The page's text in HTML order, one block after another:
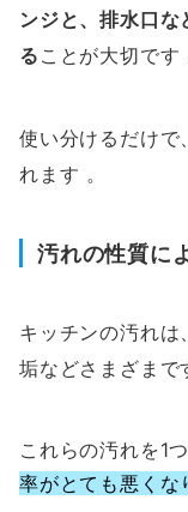
ンジと、排水口
る ことが大切です
使い分けるだけで
れます 。
汚れの性質に
キッチンの汚れは
垢などさまざまで
これらの汚れを1
率がとても悪くな